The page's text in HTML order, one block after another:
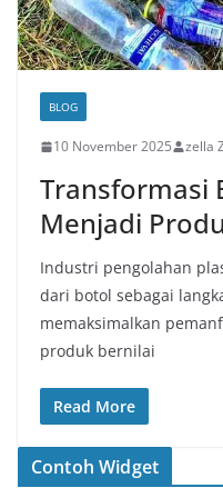
BLOG
10 November 2025 zella
Transformasi
Menjadi
Industri pengolahan
dari botol sebagai
memaksimalkan
produk bernilai
Read More
Contoh Widget